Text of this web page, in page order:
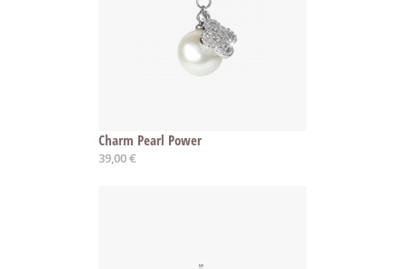
Charm Pearl Power
39,00 €